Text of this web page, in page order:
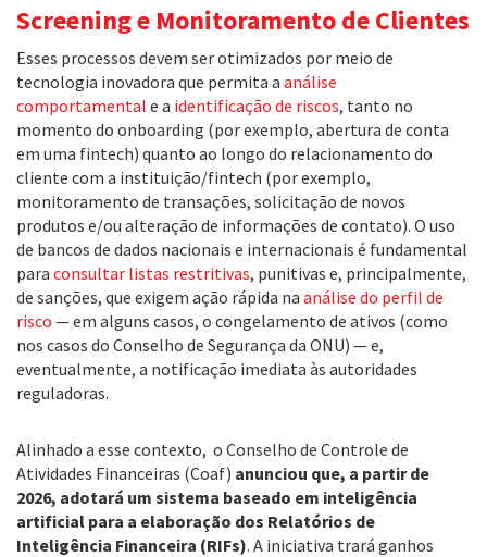
Screening e Monitoramento de Clientes
Esses processos devem ser otimizados por meio de
tecnologia inovadora que permita a análise
comportamental e a identificação de riscos, tanto no
momento do onboarding (por exemplo, abertura de conta
em uma fintech) quanto ao longo do relacionamento do
cliente com a instituição/fintech (por exemplo,
monitoramento de transações, solicitação de novos
produtos e/ou alteração de informações de contato). O uso
de bancos de dados nacionais e internacionais é fundamental
para consultar listas restritivas, punitivas e, principalmente,
de sanções, que exigem ação rápida na análise do perfil de
risco — em alguns casos, o congelamento de ativos (como
nos casos do Conselho de Segurança da ONU) — e,
eventualmente, a notificação imediata às autoridades
reguladoras.
Alinhado a esse contexto, o Conselho de Controle de
Atividades Financeiras (Coaf) anunciou que, a partir de
2026, adotará um sistema baseado em inteligência
artificial para a elaboração dos Relatórios de
Inteligência Financeira (RIFs). A iniciativa trará ganhos